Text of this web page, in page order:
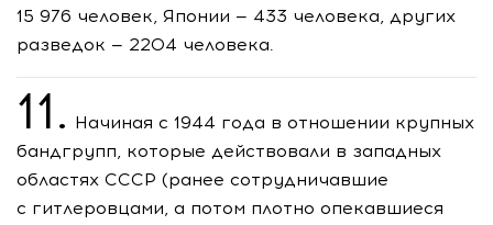
15 976 человек, Японии — 433 человека, других
разведок — 2204 человека.
11. Начиная с 1944 года в отношении крупных
бандгрупп, которые действовали в западных
областях СССР (ранее сотрудничавшие
с гитлеровцами, а потом плотно опекавшиеся